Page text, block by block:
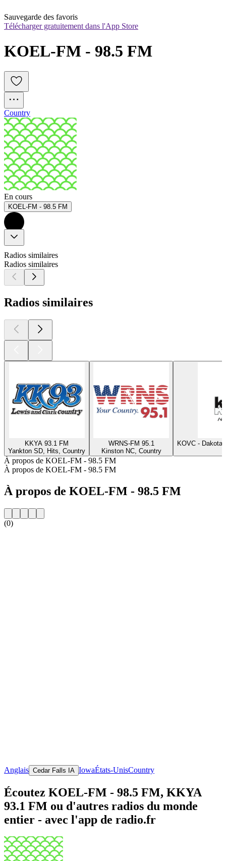
Sauvegarde des favoris
Télécharger gratuitement dans l'App Store
KOEL-FM - 98.5 FM
Country
En cours
KOEL-FM - 98.5 FM
Radios similaires
Radios similaires
Radios similaires
KKYA 93.1 FM
Yankton SD, Hits, Country
WRNS-FM 95.1
Kinston NC, Country
KOVC - Dakota
À propos de KOEL-FM - 98.5 FM
À propos de KOEL-FM - 98.5 FM
À propos de KOEL-FM - 98.5 FM
(0)
Anglais Cedar Falls IA IowaÉtats-UnisCountry
Écoutez KOEL-FM - 98.5 FM, KKYA
93.1 FM ou d'autres radios du monde
entier - avec l'app de radio.fr